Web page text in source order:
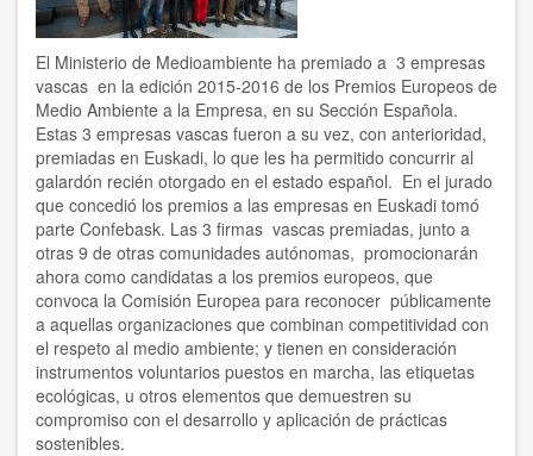
El Ministerio de Medioambiente ha premiado a 3 empresas
vascas en la edición 2015-2016 de los Premios Europeos de
Medio Ambiente a la Empresa, en su Sección Española.
Estas 3 empresas vascas fueron a su vez, con anterioridad,
premiadas en Euskadi, lo que les ha permitido concurrir al
galardón recién otorgado en el estado español. En el jurado
que concedió los premios a las empresas en Euskadi tomó
parte Confebask. Las 3 firmas vascas premiadas, junto a
otras 9 de otras comunidades autónomas, promocionarán
ahora como candidatas a los premios europeos, que
convoca la Comisión Europea para reconocer públicamente
a aquellas organizaciones que combinan competitividad con
el respeto al medio ambiente; y tienen en consideración
instrumentos voluntarios puestos en marcha, las etiquetas
ecológicas, u otros elementos que demuestren su
compromiso con el desarrollo y aplicación de prácticas
sostenibles.